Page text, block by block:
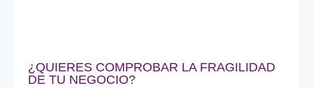
¿QUIERES COMPROBAR LA FRAGILIDAD
DE TU NEGOCIO?